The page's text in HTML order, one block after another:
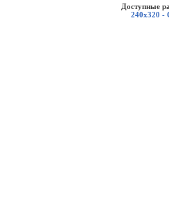
Доступные
240x320 -